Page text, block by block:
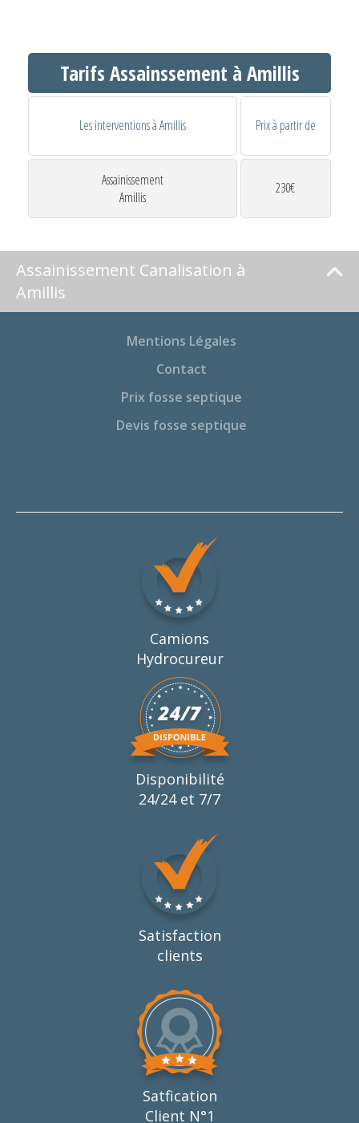
Tarifs Assainssement à Amillis
Les interventions à Amillis Prix à partir de
Assainissement
Amillis
230€
Assainissement Canalisation à
Amillis
Mentions Légales
Contact
Prix fosse septique
Devis fosse septique
Camions
Hydrocureur
Disponibilité
24/24 et 7/7
Satisfaction
clients
Satfication
Client N°1